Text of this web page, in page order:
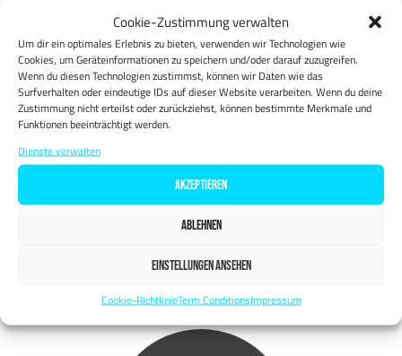
Cookie-Zustimmung verwalten
Um dir ein optimales Erlebnis zu bieten, verwenden wir Technologien wie
Cookies, um Geräteinformationen zu speichern und/oder darauf zuzugreifen.
Wenn du diesen Technologien zustimmst, können wir Daten wie das
Surfverhalten oder eindeutige IDs auf dieser Website verarbeiten. Wenn du deine
Zustimmung nicht erteilst oder zurückziehst, können bestimmte Merkmale und
Funktionen beeinträchtigt werden.
Dienste verwalten
AKZEPTIEREN
ABLEHNEN
EINSTELLUNGEN ANSEHEN
Cookie-RichtlinieTerm ConditionsImpressum
CREATIVE DIRECTOR